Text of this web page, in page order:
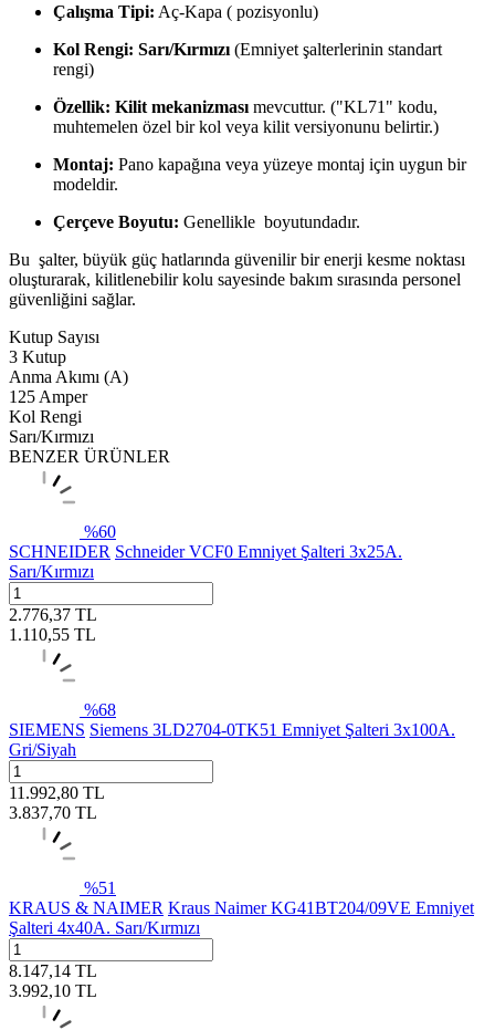
Çalışma Tipi: Aç-Kapa ( pozisyonlu)
Kol Rengi: Sarı/Kırmızı (Emniyet şalterlerinin standart
rengi)
Özellik: Kilit mekanizması mevcuttur. ("KL71" kodu,
muhtemelen özel bir kol veya kilit versiyonunu belirtir.)
Montaj: Pano kapağına veya yüzeye montaj için uygun bir
modeldir.
Çerçeve Boyutu: Genellikle boyutundadır.
Bu şalter, büyük güç hatlarında güvenilir bir enerji kesme noktası
oluşturarak, kilitlenebilir kolu sayesinde bakım sırasında personel
güvenliğini sağlar.
Kutup Sayısı
3 Kutup
Anma Akımı (A)
125 Amper
Kol Rengi
Sarı/Kırmızı
BENZER ÜRÜNLER
%60
SCHNEIDER Schneider VCF0 Emniyet Şalteri 3x25A.
Sarı/Kırmızı
2.776,37 TL
1.110,55 TL
%68
SIEMENS Siemens 3LD2704-0TK51 Emniyet Şalteri 3x100A.
Gri/Siyah
11.992,80 TL
3.837,70 TL
%51
KRAUS & NAIMER Kraus Naimer KG41BT204/09VE Emniyet
Şalteri 4x40A. Sarı/Kırmızı
8.147,14 TL
3.992,10 TL